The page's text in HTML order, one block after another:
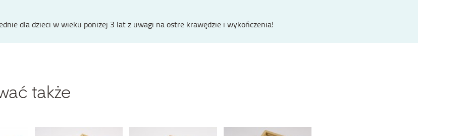
dla dzieci w wieku poniżej 3 lat z uwagi na ostre krawędzie i wykończenia!
także